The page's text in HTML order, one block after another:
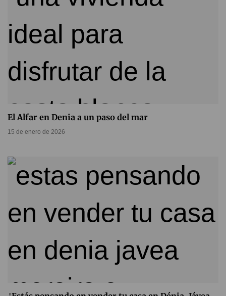
El Alfar en Denia a un paso del mar
15 de enero de 2026